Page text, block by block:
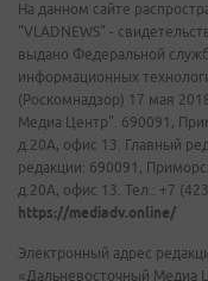
На данном сайте
"VLADNEWS" -
выдано Федеральной
информационных
(Роскомнадзор) 17 мая
Медиа Центр". 690091,
д.20А, офис 13. Главный
редакции: 690091,
д.20А, офис 13. Тел.: +7
https://mediadv.online/
Электронный адрес
«Дальневосточный Медиа